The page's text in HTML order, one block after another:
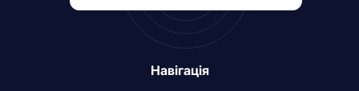
Навігація